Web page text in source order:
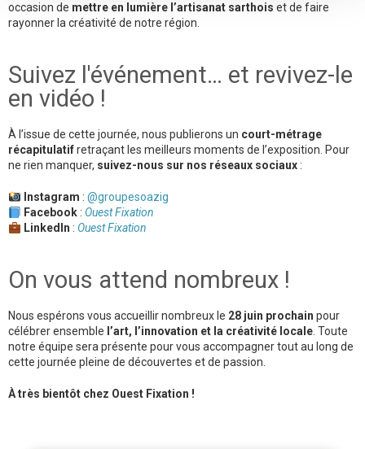
occasion de mettre en lumière l’artisanat sarthois et de faire
rayonner la créativité de notre région.
Suivez l'événement… et revivez-le
en vidéo !
À l’issue de cette journée, nous publierons un court-métrage
récapitulatifretraçant les meilleurs moments de l’exposition. Pour
ne rien manquer, suivez-nous sur nos réseaux sociaux :
Instagram : @groupesoazig
Facebook: Ouest Fixation
LinkedIn : Ouest Fixation
On vous attend nombreux !
Nous espérons vous accueillir nombreux le 28 juin prochain pour
célébrer ensemble l’art, l’innovation et la créativité locale. Toute
notre équipe sera présente pour vous accompagner tout au long de
cette journée pleine de découvertes et de passion.
À très bientôt chez Ouest Fixation !